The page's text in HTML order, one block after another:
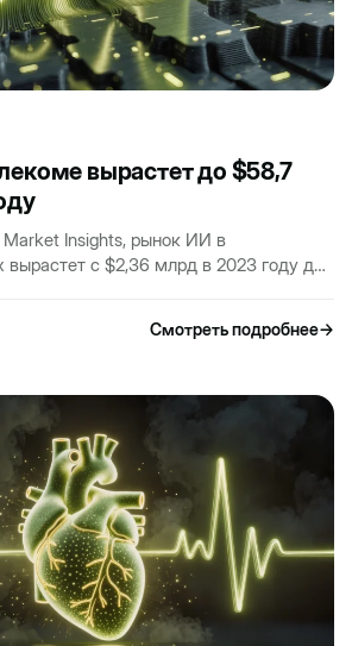
вырастет до $58,7
Insights, рынок ИИ в
вырастет с $2,36 млрд в 2023 году до
Смотреть подробнее→